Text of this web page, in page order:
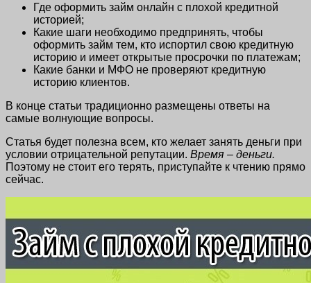
Где оформить займ онлайн с плохой кредитной
историей;
Какие шаги необходимо предпринять, чтобы
оформить займ тем, кто испортил свою кредитную
историю и имеет открытые просрочки по платежам;
Какие банки и МФО не проверяют кредитную
историю клиентов.
В конце статьи традиционно размещены ответы на
самые волнующие вопросы.
Статья будет полезна всем, кто желает занять деньги при
условии отрицательной репутации. Время – деньги.
Поэтому не стоит его терять, приступайте к чтению прямо
сейчас.